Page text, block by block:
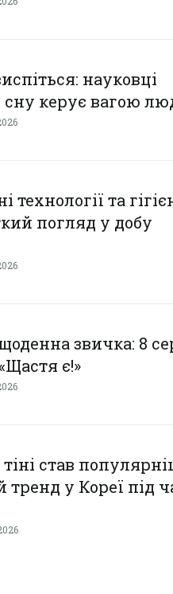
науковці
керує вагою
технології та
погляд у добу
звичка: 8
є!»
став
тренд у Кореї під